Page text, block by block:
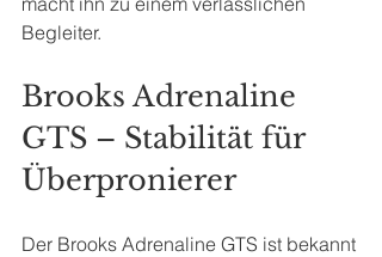
Begleiter.
Brooks Adrenaline
GTS – Stabilität für
Überpronierer
Der Brooks Adrenaline GTS ist bekannt